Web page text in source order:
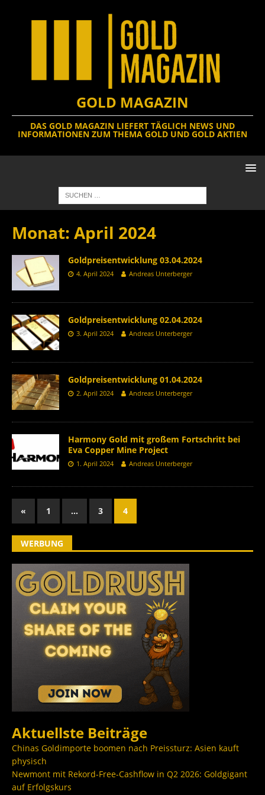
GOLD MAGAZIN
DAS GOLD MAGAZIN LIEFERT TÄGLICH NEWS UND
INFORMATIONEN ZUM THEMA GOLD UND GOLD AKTIEN
Monat: April 2024
Goldpreisentwicklung 03.04.2024
4. April 2024 Andreas Unterberger
Goldpreisentwicklung 02.04.2024
3. April 2024 Andreas Unterberger
Goldpreisentwicklung 01.04.2024
2. April 2024 Andreas Unterberger
Harmony Gold mit großem Fortschritt bei
Eva Copper Mine Project
1. April 2024 Andreas Unterberger
« 1 … 3 4
WERBUNG
Aktuellste Beiträge
Chinas Goldimporte boomen nach Preissturz: Asien kauft
physisch
Newmont mit Rekord-Free-Cashflow in Q2 2026: Goldgigant
auf Erfolgskurs